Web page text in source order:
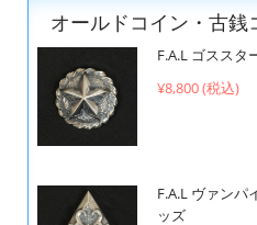
オールドコイン・古銭
F.A.L ゴススタ
¥8,800 (税込)
F.A.L ヴァンパ
ッズ